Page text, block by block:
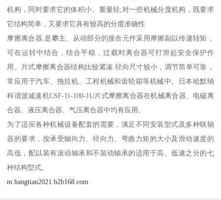
机构，同时要求它的体积小、重量轻;对一些机械分度机构，既要求
它结构简单，又要求它具有较高的分度准确性
摩擦离合器.是攀主、从动部分的接合元件采用摩擦副以传递转矩，
可在运转中结合，结合平稳，过载时离合器可打滑起安全保护作
用。片式摩擦离合器结构比较紧凑.径向尺寸较小，调节简单可靠，
常应用于汽车、拖拉机、工程机械和齿轮箱等机械中。日本哈默纳
科谐波减速机CSF-11-100-1U片式摩擦离合器在机械离合器、电磁离
合器、液压离合器、气压离合器中均有应用。
为了适应各种机械设备配套的需要，满足不同安装型式及多种联轴
器的要求，按承受轴向力、径向力、弯曲力矩的大小及滑动速度的
高低，配以装有滚动轴承和不装动轴承的适用于高、低速之分的七
种结构型式。
m.bangtian2021.b2b168.com